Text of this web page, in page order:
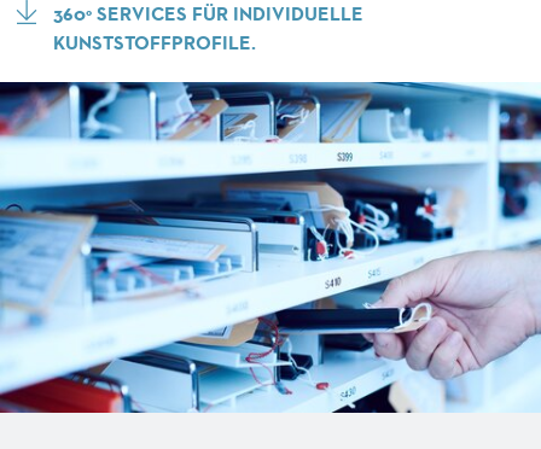
360° SERVICES FÜR INDIVIDUELLE
KUNSTSTOFFPROFILE.